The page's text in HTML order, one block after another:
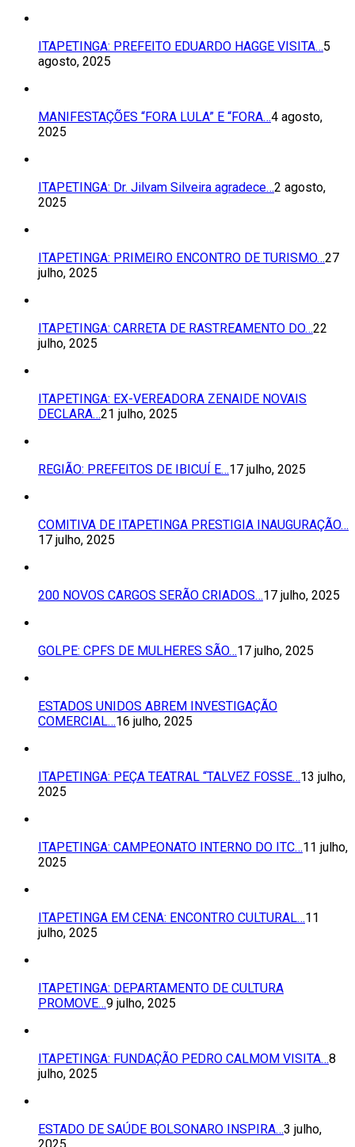
ITAPETINGA: PREFEITO EDUARDO HAGGE VISITA…5
agosto, 2025
MANIFESTAÇÕES “FORA LULA” E “FORA…4 agosto,
2025
ITAPETINGA: Dr. Jilvam Silveira agradece…2 agosto,
2025
ITAPETINGA: PRIMEIRO ENCONTRO DE TURISMO…27
julho, 2025
ITAPETINGA: CARRETA DE RASTREAMENTO DO…22
julho, 2025
ITAPETINGA: EX-VEREADORA ZENAIDE NOVAIS
DECLARA…21 julho, 2025
REGIÃO: PREFEITOS DE IBICUÍ E…17 julho, 2025
COMITIVA DE ITAPETINGA PRESTIGIA INAUGURAÇÃO…
17 julho, 2025
200 NOVOS CARGOS SERÃO CRIADOS…17 julho, 2025
GOLPE: CPFS DE MULHERES SÃO…17 julho, 2025
ESTADOS UNIDOS ABREM INVESTIGAÇÃO
COMERCIAL…16 julho, 2025
ITAPETINGA: PEÇA TEATRAL “TALVEZ FOSSE…13 julho,
2025
ITAPETINGA: CAMPEONATO INTERNO DO ITC…11 julho,
2025
ITAPETINGA EM CENA: ENCONTRO CULTURAL…11
julho, 2025
ITAPETINGA: DEPARTAMENTO DE CULTURA
PROMOVE…9 julho, 2025
ITAPETINGA: FUNDAÇÃO PEDRO CALMOM VISITA…8
julho, 2025
ESTADO DE SAÚDE BOLSONARO INSPIRA…3 julho,